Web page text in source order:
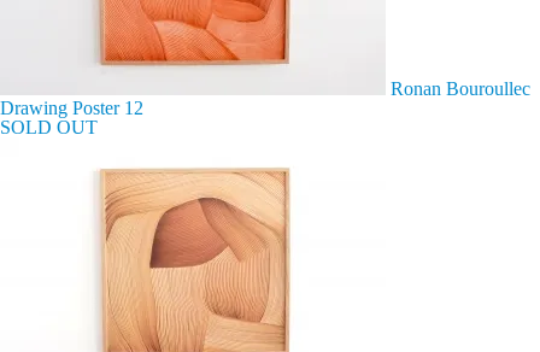
Ronan Bouroullec
Drawing Poster 12
SOLD OUT